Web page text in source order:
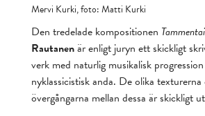
Mervi Kurki, foto: Matti Kurki
Den tredelade kompositionen
Rautanenär enligt juryn ett skickligt
verk med naturlig musikalisk
nyklassicistisk anda. De olika texturerna
övergångarna mellan dessa är skickligt